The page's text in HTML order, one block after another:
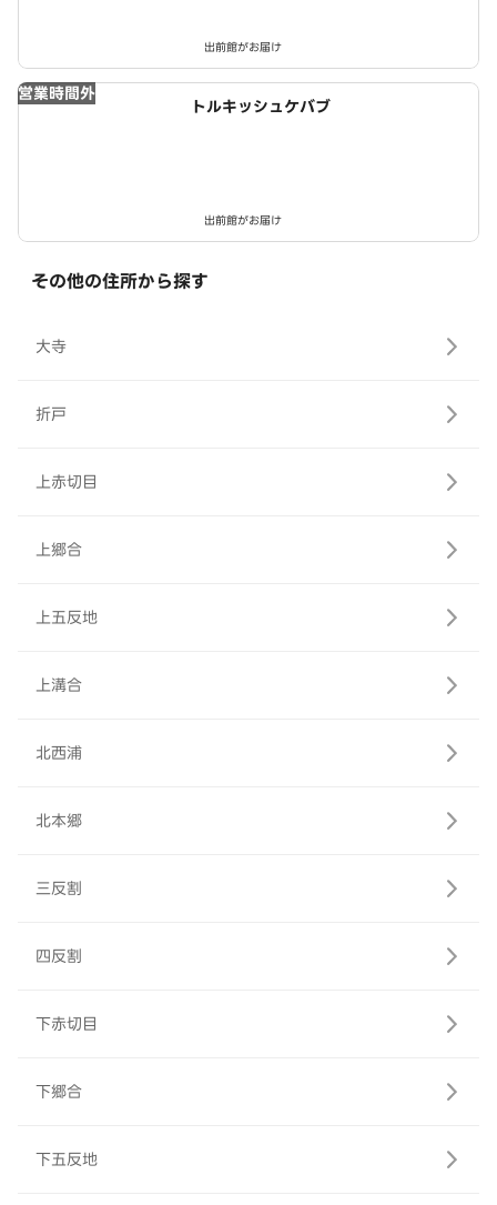
出前館がお届け
営業時間外
トルキッシュケバブ
出前館がお届け
その他の住所から探す
大寺
折戸
上赤切目
上郷合
上五反地
上溝合
北西浦
北本郷
三反割
四反割
下赤切目
下郷合
下五反地